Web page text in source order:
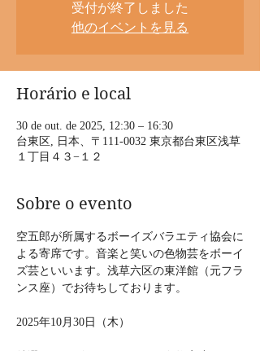
受付が終了しました
他のイベントを見る
Horário e local
30 de out. de 2025, 12:30 – 16:30
台東区, 日本、〒111-0032 東京都台東区浅草
１丁目４３−１２
Sobre o evento
空五郎が所属するボーイズバラエティ協会に
よる寄席です。音楽と笑いの色物芸をボーイ
ズ芸といいます。浅草六区の東洋館（元フラ
ンス座）でお待ちしております。
2025年10月30日（木）